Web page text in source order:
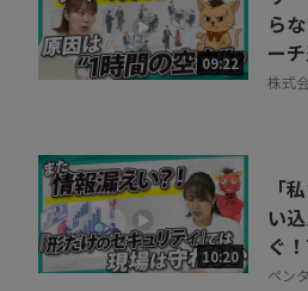
09:22
ら
ー
株式
10:20
「
い
ぐ
ペン